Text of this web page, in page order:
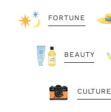
FORTUNE
BEAUTY
CULTURE